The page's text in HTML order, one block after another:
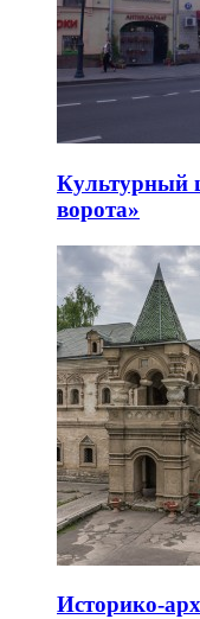
Культурный
ворота»
Историко-